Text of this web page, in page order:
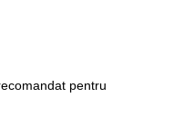
pentru